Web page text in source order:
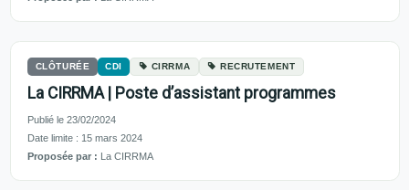
CLÔTURÉE CDI CIRRMA RECRUTEMENT
La CIRRMA | Poste d’assistant programmes
Publié le 23/02/2024
Date limite : 15 mars 2024
Proposée par : La CIRRMA